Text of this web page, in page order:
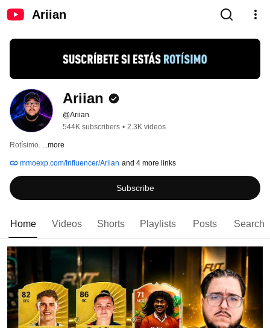
Ariian
Ariian
@Ariian
544K subscribers • 2.3K videos
Rotísimo. ...more
mmoexp.com/Influencer/Ariian and 4 more links
Subscribe
Home Videos Shorts Playlists Posts Search